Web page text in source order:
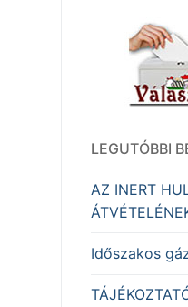
LEGUTÓBBI
AZ INERT
Időszakos